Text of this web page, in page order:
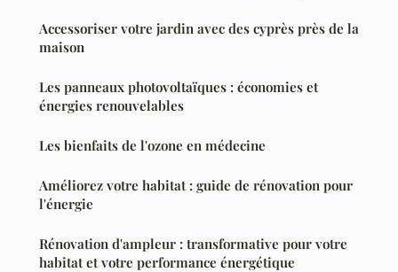
Accessoriser votre jardin avec des cyprès près de la
maison
Les panneaux photovoltaïques : économies et
énergies renouvelables
Les bienfaits de l'ozone en médecine
Améliorez votre habitat : guide de rénovation pour
l'énergie
Rénovation d'ampleur : transformative pour votre
habitat et votre performance énergétique